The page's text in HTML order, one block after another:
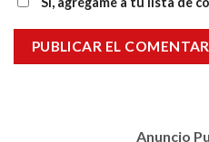
Anuncio